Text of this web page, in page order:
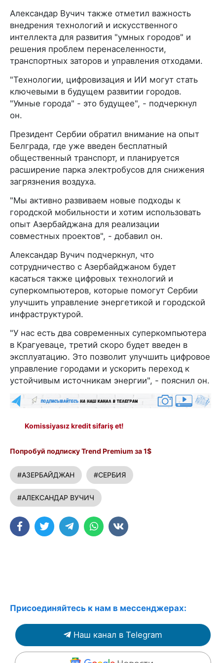
Александар Вучич также отметил важность
внедрения технологий и искусственного
интеллекта для развития "умных городов" и
решения проблем перенаселенности,
транспортных заторов и управления отходами.
"Технологии, цифровизация и ИИ могут стать
ключевыми в будущем развитии городов.
"Умные города" - это будущее", - подчеркнул
он.
Президент Сербии обратил внимание на опыт
Белграда, где уже введен бесплатный
общественный транспорт, и планируется
расширение парка электробусов для снижения
загрязнения воздуха.
"Мы активно развиваем новые подходы к
городской мобильности и хотим использовать
опыт Азербайджана для реализации
совместных проектов", - добавил он.
Александар Вучич подчеркнул, что
сотрудничество с Азербайджаном будет
касаться также цифровых технологий и
суперкомпьютеров, которые помогут Сербии
улучшить управление энергетикой и городской
инфраструктурой.
"У нас есть два современных суперкомпьютера
в Крагуеваце, третий скоро будет введен в
эксплуатацию. Это позволит улучшить цифровое
управление городами и ускорить переход к
устойчивым источникам энергии", - пояснил он.
Komissiyasız kredit sifariş et!
Попробуй подписку Trend Premium за 1$
#АЗЕРБАЙДЖАН #СЕРБИЯ
#АЛЕКСАНДАР ВУЧИЧ
Присоединяйтесь к нам в мессенджерах:
Наш канал в Telegram